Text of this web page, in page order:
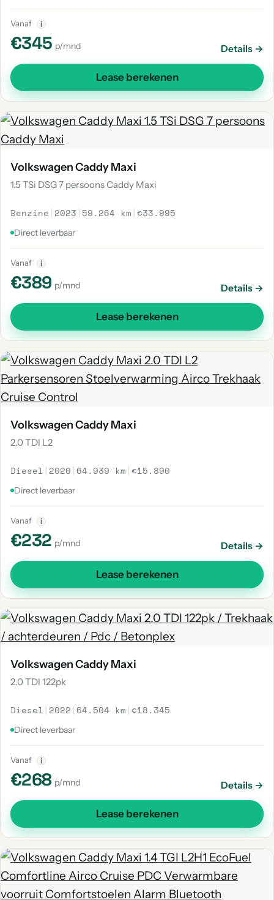
Vanaf i
€345 p/mnd Details →
Lease berekenen
Volkswagen Caddy Maxi
1.5 TSi DSG 7 persoons Caddy Maxi
Benzine | 2023 | 59.264 km |€33.995
Direct leverbaar
Vanaf i
€389 p/mnd Details →
Lease berekenen
Volkswagen Caddy Maxi
2.0 TDI L2
Diesel | 2020 | 64.939 km |€15.890
Direct leverbaar
Vanaf i
€232 p/mnd Details →
Lease berekenen
Volkswagen Caddy Maxi
2.0 TDI 122pk
Diesel | 2022 | 64.504 km |€18.345
Direct leverbaar
Vanaf i
€268 p/mnd Details →
Lease berekenen